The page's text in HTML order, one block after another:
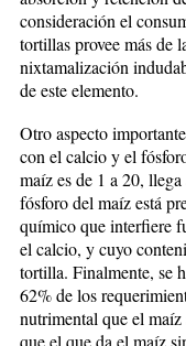
consideración el
tortillas provee más de
nixtamalización
de este elemento.
Otro aspecto
con el calcio y el
maíz es de 1 a 20,
fósforo del maíz está
químico que interfiere
el calcio, y cuyo
tortilla. Finalmente, se
62% de los
nutrimental que el
que el que da el maíz